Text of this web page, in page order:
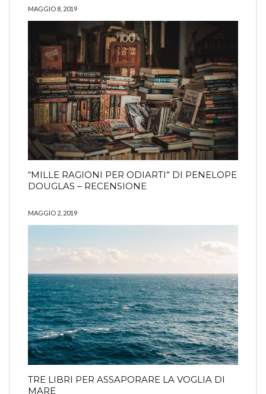
MAGGIO 8, 2019
“MILLE RAGIONI PER ODIARTI” DI PENELOPE
DOUGLAS – RECENSIONE
MAGGIO 2, 2019
TRE LIBRI PER ASSAPORARE LA VOGLIA DI
MARE
COMING SOON INFO PRIVACY
Search
for:
SEARCH
Ⓒ2019 Ilaria Rodella - All right reserved
La risposta da Instagram ha restituito dati non validi.